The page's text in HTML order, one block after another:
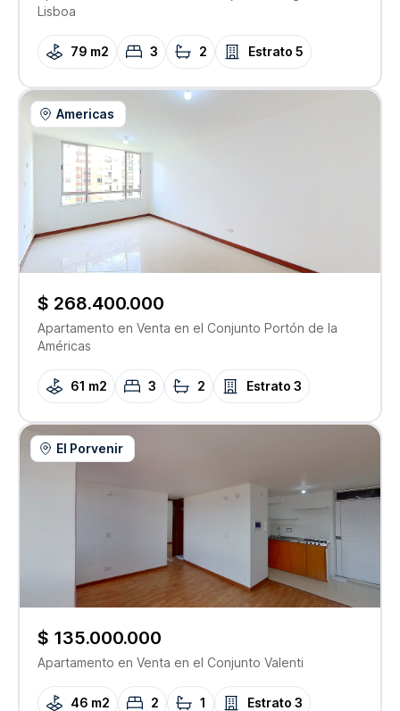
Lisboa
79 m2 3 2 Estrato 5
Americas
$ 268.400.000
Apartamento en Venta en el Conjunto Portón de la
Américas
61 m2 3 2 Estrato 3
El Porvenir
$ 135.000.000
Apartamento en Venta en el Conjunto Valenti
46 m2 2 1 Estrato 3